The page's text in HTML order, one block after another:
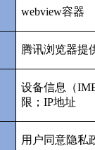
webview容器
腾讯浏览器提
设备信息（
限；IP地址
用户同意隐私